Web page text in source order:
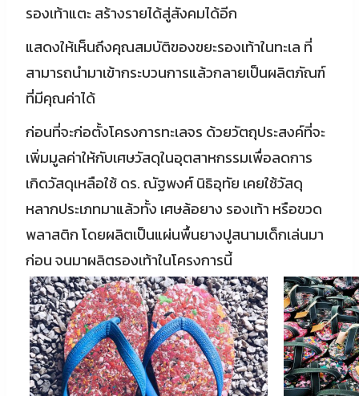
รองเท้าแตะ สร้างรายได้สู่สังคมได้อีก
แสดงให้เห็นถึงคุณสมบัติของขยะรองเท้าในทะเล ที่
สามารถนำมาเข้ากระบวนการแล้วกลายเป็นผลิตภัณฑ์
ที่มีคุณค่าได้
ก่อนที่จะก่อตั้งโครงการทะเลจร ด้วยวัตถุประสงค์ที่จะ
เพิ่มมูลค่าให้กับเศษวัสดุในอุตสาหกรรมเพื่อลดการ
เกิดวัสดุเหลือใช้ ดร. ณัฐพงศ์ นิธิอุทัย เคยใช้วัสดุ
หลากประเภทมาแล้วทั้ง เศษล้อยาง รองเท้า หรือขวด
พลาสติก โดยผลิตเป็นแผ่นพื้นยางปูสนามเด็กเล่นมา
ก่อน จนมาผลิตรองเท้าในโครงการนี้